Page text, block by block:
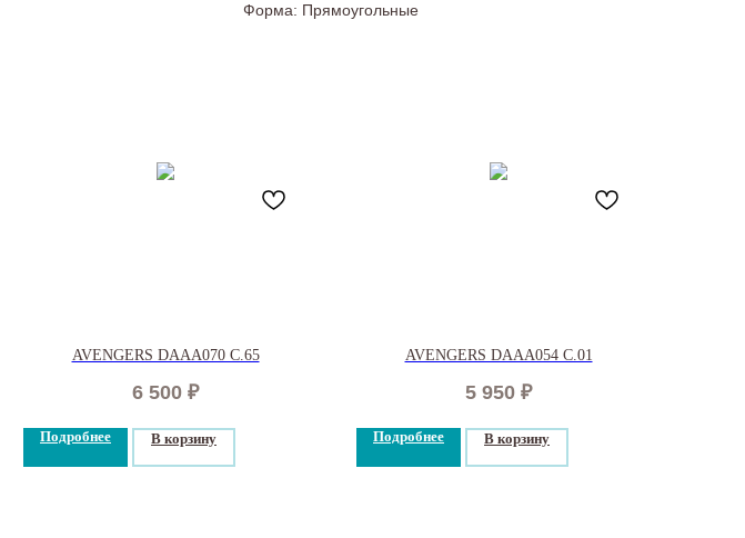
Форма: Прямоугольные
AVENGERS DAAA070 C.65
6 500 ₽
Подробнее В корзину
AVENGERS DAAA054 C.01
5 950 ₽
Подробнее В корзину